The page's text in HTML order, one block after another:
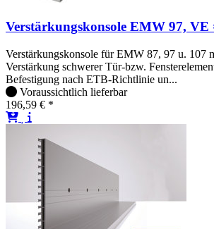
Verstärkungskonsole EMW 97, VE
Verstärkungskonsole für EMW 87, 97 u. 107
Verstärkung schwerer Tür-bzw.
Befestigung nach ETB-Richtlinie un...
Voraussichtlich lieferbar
196,59 € *